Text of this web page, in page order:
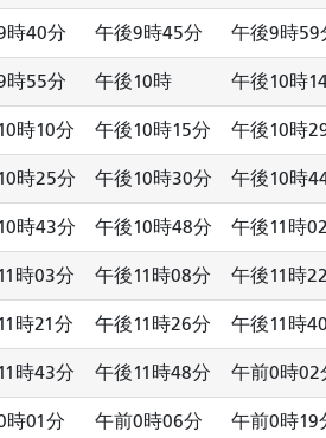
時40分 午後9時45分 午後9時59
時55分 午後10時 午後10時
時10分 午後10時15分 午後10時
時25分 午後10時30分 午後10時
時43分 午後10時48分 午後11時
時03分 午後11時08分 午後11時
時21分 午後11時26分 午後11時
時43分 午後11時48分 午前0時02
時01分 午前0時06分 午前0時19